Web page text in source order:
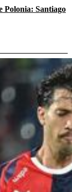
Polonia: Santiago